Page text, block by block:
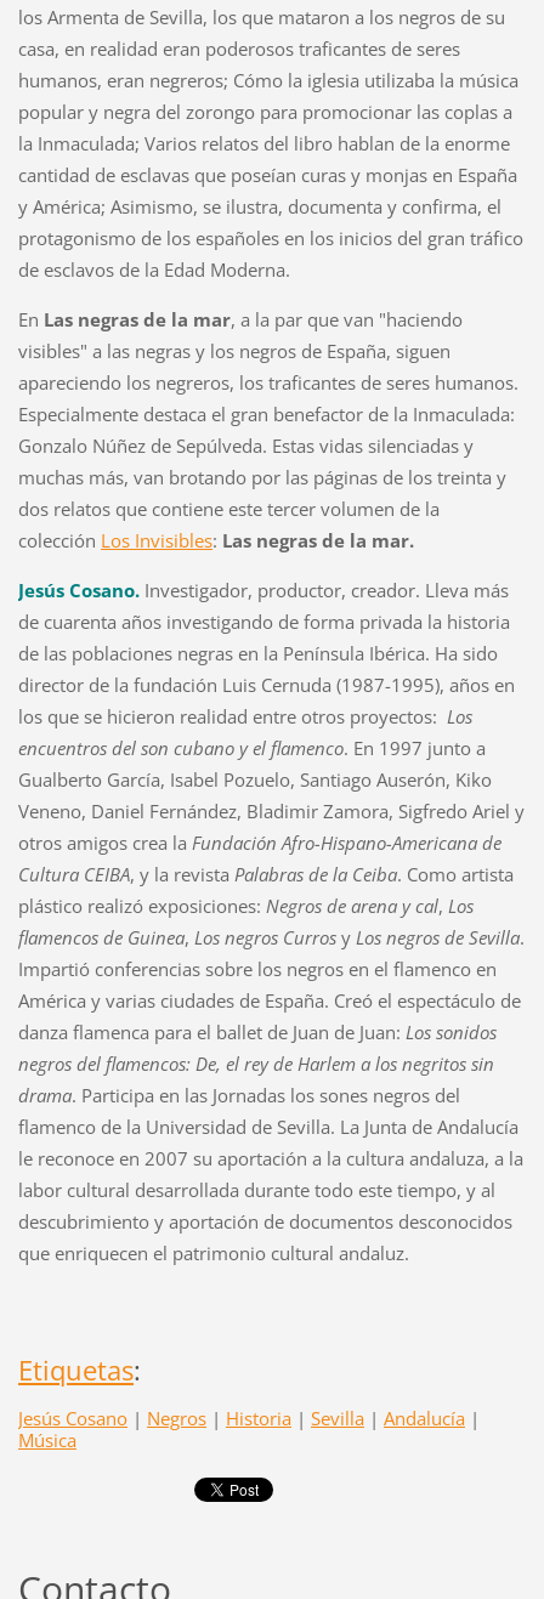
los Armenta de Sevilla, los que mataron a los negros de su
casa, en realidad eran poderosos traficantes de seres
humanos, eran negreros; Cómo la iglesia utilizaba la música
popular y negra del zorongo para promocionar las coplas a
la Inmaculada; Varios relatos del libro hablan de la enorme
cantidad de esclavas que poseían curas y monjas en España
y América; Asimismo, se ilustra, documenta y confirma, el
protagonismo de los españoles en los inicios del gran tráfico
de esclavos de la Edad Moderna.
En Las negras de la mar, a la par que van "haciendo
visibles" a las negras y los negros de España, siguen
apareciendo los negreros, los traficantes de seres humanos.
Especialmente destaca el gran benefactor de la Inmaculada:
Gonzalo Núñez de Sepúlveda. Estas vidas silenciadas y
muchas más, van brotando por las páginas de los treinta y
dos relatos que contiene este tercer volumen de la
colección Los Invisibles: Las negras de la mar.
Jesús Cosano. Investigador, productor, creador. Lleva más
de cuarenta años investigando de forma privada la historia
de las poblaciones negras en la Península Ibérica. Ha sido
director de la fundación Luis Cernuda (1987-1995), años en
los que se hicieron realidad entre otros proyectos: Los
encuentros del son cubano y el flamenco. En 1997 junto a
Gualberto García, Isabel Pozuelo, Santiago Auserón, Kiko
Veneno, Daniel Fernández, Bladimir Zamora, Sigfredo Ariel y
otros amigos crea la Fundación Afro-Hispano-Americana de
Cultura CEIBA, y la revista Palabras de la Ceiba. Como artista
plástico realizó exposiciones: Negros de arena y cal, Los
flamencos de Guinea, Los negros Currosy Los negros de Sevilla.
Impartió conferencias sobre los negros en el flamenco en
América y varias ciudades de España. Creó el espectáculo de
danza flamenca para el ballet de Juan de Juan: Los sonidos
negros del flamencos: De, el rey de Harlem a los negritos sin
drama. Participa en las Jornadas los sones negros del
flamenco de la Universidad de Sevilla. La Junta de Andalucía
le reconoce en 2007 su aportación a la cultura andaluza, a la
labor cultural desarrollada durante todo este tiempo, y al
descubrimiento y aportación de documentos desconocidos
que enriquecen el patrimonio cultural andaluz.
Etiquetas:
Jesús Cosano | Negros | Historia | Sevilla | Andalucía |
Música